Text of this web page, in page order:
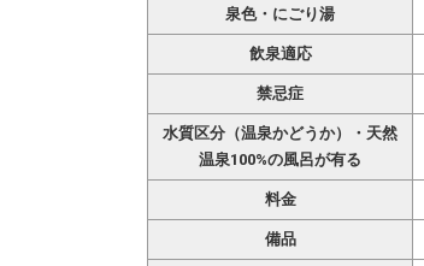
泉色・にごり湯
飲泉適応
禁忌症
水質区分（温泉かどうか）・天然
温泉100%の風呂が有る
料金
備品